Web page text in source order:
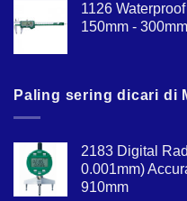
1126
150mm - 300mm
Paling sering dicari di
2183 Digital
0.001mm)
910mm